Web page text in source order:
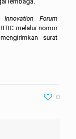
Innovation Forum
melalui nomor
surat
0